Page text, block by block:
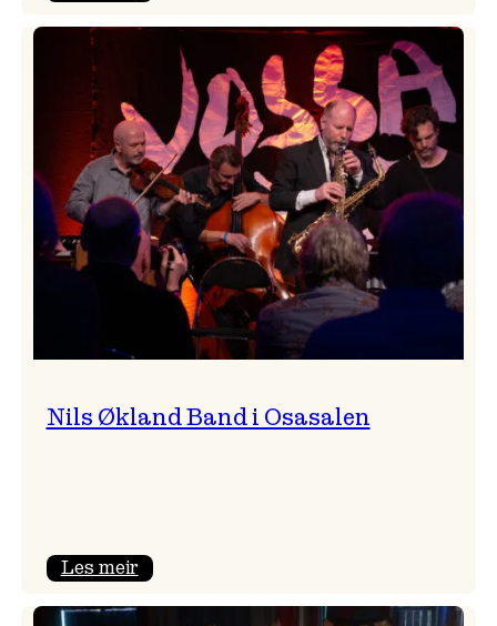
siderhimmelen
til
Vossa
Jazz
Nils Økland Band i Osasalen
Les meir: